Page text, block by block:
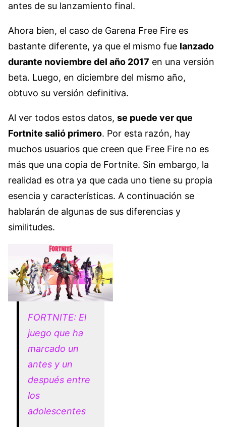
antes de su lanzamiento final.
Ahora bien, el caso de Garena Free Fire es
bastante diferente, ya que el mismo fue lanzado
durante noviembre del año 2017 en una versión
beta. Luego, en diciembre del mismo año,
obtuvo su versión definitiva.
Al ver todos estos datos, se puede ver que
Fortnite salió primero. Por esta razón, hay
muchos usuarios que creen que Free Fire no es
más que una copia de Fortnite. Sin embargo, la
realidad es otra ya que cada uno tiene su propia
esencia y características. A continuación se
hablarán de algunas de sus diferencias y
similitudes.
FORTNITE: El
juego que ha
marcado un
antes y un
después entre
los
adolescentes